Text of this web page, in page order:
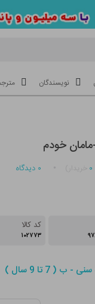
نویسندگان
خودم
۰ ۰ دیدگاه
کد کالا
۱۰۲۷۷۳
- ب ( 7 تا 9 سال )